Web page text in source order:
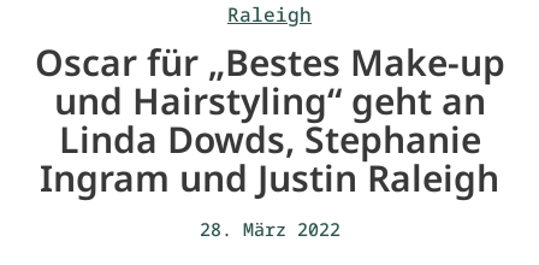
Raleigh
Oscar für „Bestes Make-up
und Hairstyling“ geht an
Linda Dowds, Stephanie
Ingram und Justin Raleigh
28. März 2022